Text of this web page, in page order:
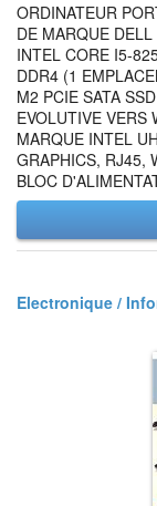
ORDINATEUR
DE MARQUE
INTEL CORE I5-
DDR4 (1
M2 PCIE SATA
EVOLUTIVE VERS
MARQUE INTEL
GRAPHICS, RJ45,
BLOC
Electronique /